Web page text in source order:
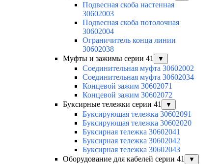
Подвесная скоба настенная
30602003
Подвесная скоба потолочная
30602004
Ограничитель конца линии
30602038
Муфты и зажимы серии 41
▼
Соединительная муфта 30602002
Соединительная муфта 30602034
Концевой зажим 30602071
Концевой зажим 30602072
Буксирные тележки серии 41
▼
Буксирующая тележка 30602091
Буксирующая тележка 30602020
Буксирная тележка 30602041
Буксирная тележка 30602042
Буксирная тележка 30602043
Оборудование для кабелей серии 41
▼